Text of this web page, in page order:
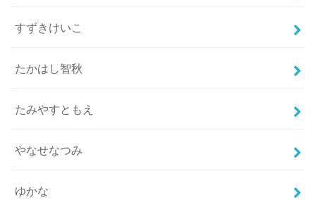
すずきけいこ
たかはし智秋
たみやすともえ
やなせなつみ
ゆかな